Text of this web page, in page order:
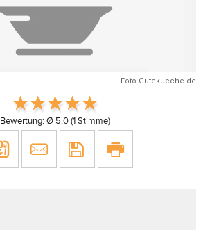
Foto Gutekueche.de
Bewertung: Ø 5,0(1 Stimme)